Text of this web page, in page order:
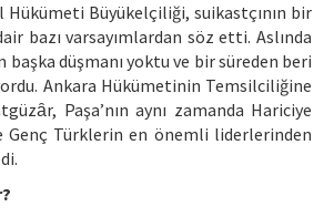
Büyükelçiliği, suikastçının bir
bazı varsayımlardan söz etti. Aslında
başka düşmanı yoktu ve bir süreden beri
Ankara Hükümetinin Temsilciliğine
Paşa’nın aynı zamanda Hariciye
Genç Türklerin en önemli liderlerinden